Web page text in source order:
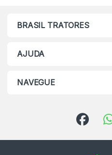
BRASIL TRATORES
AJUDA
NAVEGUE